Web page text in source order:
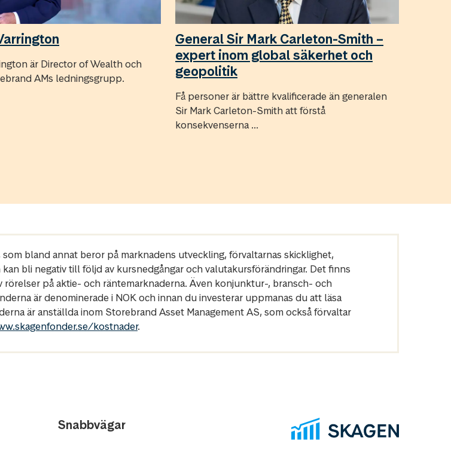
är Director of Wealth och
AMs ledningsgrupp.
General Sir Mark Carleton-Smith –
expert inom global säkerhet och
geopolitik
Få personer är bättre kvalificerade än generalen
Sir Mark Carleton-Smith att förstå
konsekvenserna ...
bland annat beror på marknadens utveckling, förvaltarnas skicklighet,
bli negativ till följd av kursnedgångar och valutakursförändringar. Det finns
på aktie- och räntemarknaderna. Även konjunktur-, bransch- och
är denominerade i NOK och innan du investerar uppmanas du att läsa
är anställda inom Storebrand Asset Management AS, som också förvaltar
kostnader.
Snabbvägar